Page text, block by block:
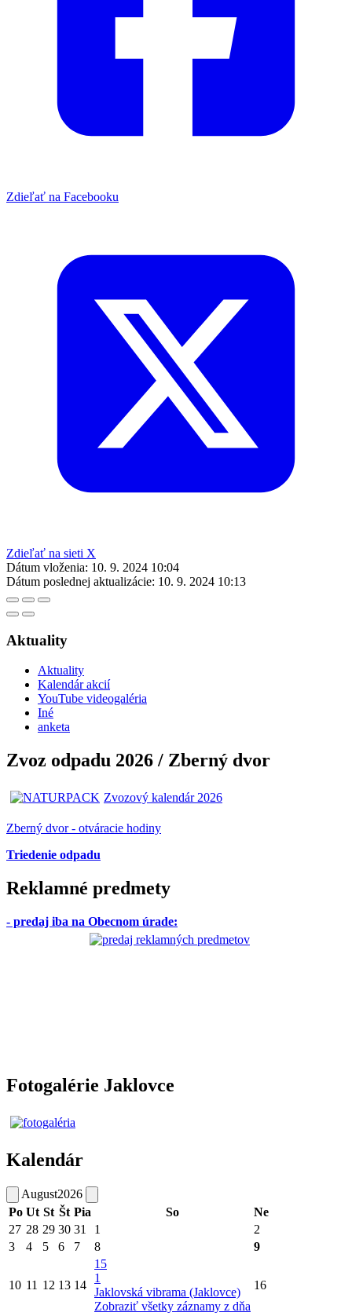
Zdieľať na Facebooku
Zdieľať na sieti X
Dátum vloženia: 10. 9. 2024 10:04
Dátum poslednej aktualizácie: 10. 9. 2024 10:13
Aktuality
Aktuality
Kalendár akcií
YouTube videogaléria
Iné
anketa
Zvoz odpadu 2026 / Zberný dvor
Zvozový kalendár 2026
Zberný dvor - otváracie hodiny
Triedenie odpadu
Reklamné predmety
- predaj iba na Obecnom úrade:
Fotogalérie Jaklovce
Kalendár
August2026
Po Ut St Št Pia So
Ne
27 28 29 30 31 1
2
3
4 5 6 7 8 9
10 11 12 13 14
15
1
Jaklovská vibrama (Jaklovce)
Zobraziť všetky záznamy z dňa
16